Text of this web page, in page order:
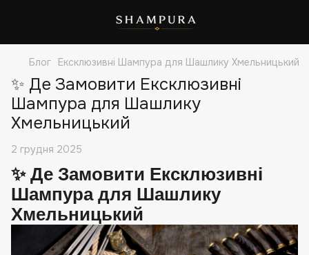
Блог Ексклюзивні Шампура для Шашлику Хмельницький
✨ Де Замовити Ексклюзивні
Шампура для Шашлику
Хмельницький
2 грудня 2025
✨ Де Замовити Ексклюзивні
Шампура для Шашлику
Хмельницький